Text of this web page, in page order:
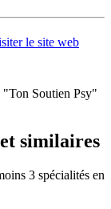
le site web
"Ton Soutien Psy"
similaires
3 spécialités en